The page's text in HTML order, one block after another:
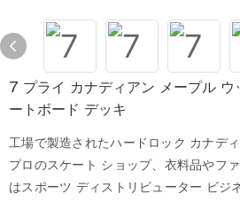
7 プライ カナディアン メープル
ートボード デッキ
工場で製造されたハードロック カナデ
プロのスケート ショップ、衣料品やフ
はスポーツ ディストリビューター ビジ